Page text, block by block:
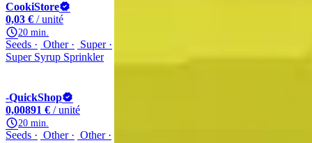
CookiStore
0,03 € / unité
20 min.
Seeds Other Super
Super Syrup Sprinkler
-QuickShop
0,00891 € / unité
20 min.
Seeds Other Other